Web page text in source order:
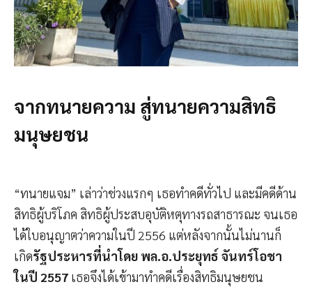
จากทนายความ สู่ทนายความสิทธิ
มนุษยชน
“ทนายแจม” เล่าว่าช่วงแรกๆ เธอทำคดีทั่วไป และมีคดีด้าน
สิทธิผู้บริโภค สิทธิผู้ประสบอุบัติหตุทางรถสาธารณะ จนเธอ
ได้ใบอนุญาตว่าความในปี 2556 แต่หลังจากนั้นไม่นานก็
เกิดรัฐประหารที่นำโดย พล.อ.ประยุทธ์ จันทร์โอชา
ในปี 2557 เธอจึงได้เข้ามาทำคดีเรื่องสิทธิมนุษยชน